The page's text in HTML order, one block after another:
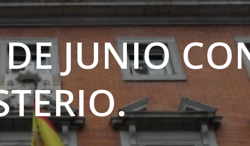
JUNIO